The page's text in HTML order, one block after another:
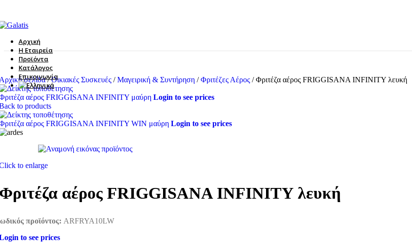
Αρχική
Η Εταιρεία
Προϊόντα
Κατάλογος
Επικοινωνία
σελίδα/ Οικιακές Συσκευές / Μαγειρική & Συντήρηση / Φριτέζες Αέρος / Φριτέζα αέρος FRIGGISANA INFINITY λευκή
αέρος FRIGGISANA INFINITY μαύρη Login to see prices
to products
αέρος FRIGGISANA INFINITY WIN μαύρη Login to see prices
to enlarge
αέρος FRIGGISANA INFINITY λευκή
προϊόντος: ARFRYA10LW
to see prices